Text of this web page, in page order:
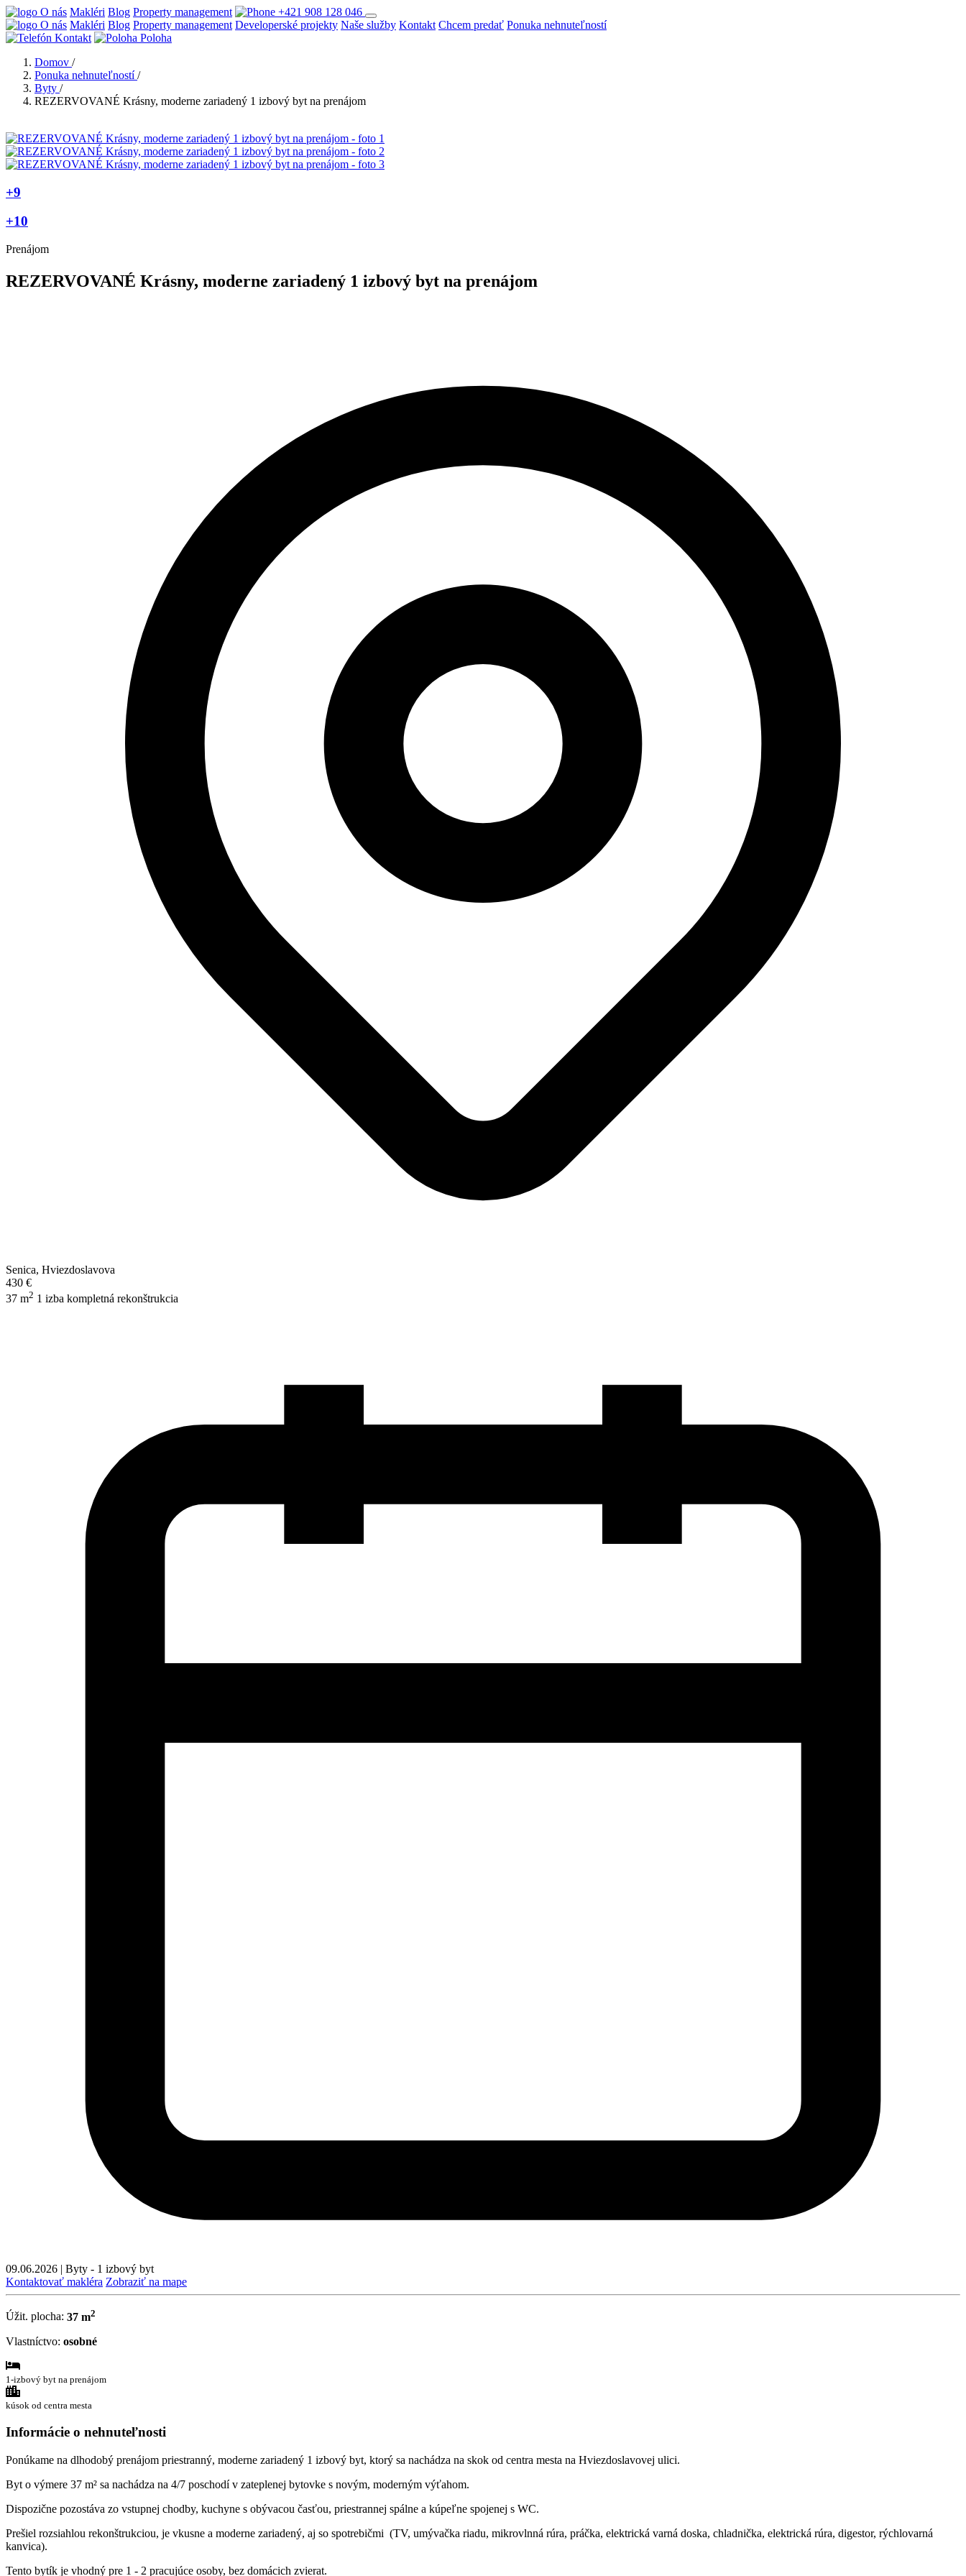
O nás Makléri Blog Property management
+421 908 128 046
O nás Makléri Blog Property management Developerské projekty Naše služby Kontakt Chcem predať Ponuka nehnuteľností
Kontakt
Poloha
Domov /
Ponuka nehnuteľností /
Byty /
REZERVOVANÉ Krásny, moderne zariadený 1 izbový byt na prenájom
+9
+10
Prenájom
REZERVOVANÉ Krásny, moderne zariadený 1 izbový byt na prenájom
Senica, Hviezdoslavova
430 €
37 m2 1 izba kompletná rekonštrukcia
09.06.2026 | Byty - 1 izbový byt
Kontaktovať makléra Zobraziť na mape
Úžit. plocha: 37 m2
Vlastníctvo: osobné
1-izbový byt na prenájom
kúsok od centra mesta
Informácie o nehnuteľnosti
Ponúkame na dlhodobý prenájom priestranný, moderne zariadený 1 izbový byt, ktorý sa nachádza na skok od centra mesta na Hviezdoslavovej ulici.
Byt o výmere 37 m² sa nachádza na 4/7 poschodí v zateplenej bytovke s novým, moderným výťahom.
Dispozične pozostáva zo vstupnej chodby, kuchyne s obývacou časťou, priestrannej spálne a kúpeľne spojenej s WC.
Prešiel rozsiahlou rekonštrukciou, je vkusne a moderne zariadený, aj so spotrebičmi (TV, umývačka riadu, mikrovlnná rúra, práčka, elektrická varná doska, chladnička, elektrická rúra, digestor, rýchlovarná
kanvica).
Tento bytík je vhodný pre 1 - 2 pracujúce osoby, bez domácich zvierat.